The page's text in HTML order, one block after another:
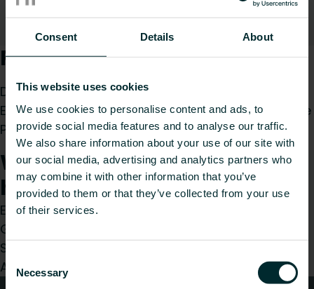
Consent Details About
This website uses cookies
We use cookies to personalise content and ads, to
provide social media features and to analyse our traffic.
We also share information about your use of our site with
our social media, advertising and analytics partners who
may combine it with other information that you’ve
provided to them or that they’ve collected from your use
of their services.
Selection
Necessary
Beschreibung Nach oben
Produktbeschreibung
Der Ventileinsatz für Verteiler ist geeignet für den
Ersatz in Purmo Heizkreisverteilern. Er passt für die
Purmo Heizkreisverteiler Premium und Objekt line.
Wie können wir Ihnen
helfen?
Egal, ob Sie Installateur, Architekt, Planer,
Großhändler oder Endverbraucher sind, treffen
Sie eine Wahl und wir kümmern uns gerne um Ihr
Anliegen.